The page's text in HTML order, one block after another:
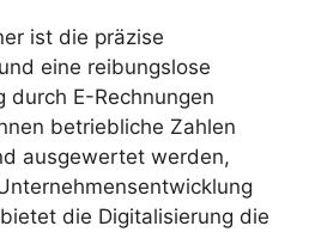
ist die präzise
eine reibungslose
durch E-Rechnungen
betriebliche Zahlen
ausgewertet werden,
die Digitalisierung die